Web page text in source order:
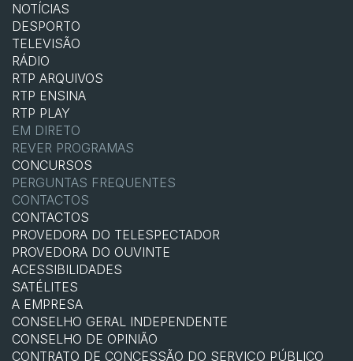
NOTÍCIAS
DESPORTO
TELEVISÃO
RÁDIO
RTP ARQUIVOS
RTP ENSINA
RTP PLAY
EM DIRETO
REVER PROGRAMAS
CONCURSOS
PERGUNTAS FREQUENTES
CONTACTOS
CONTACTOS
PROVEDORA DO TELESPECTADOR
PROVEDORA DO OUVINTE
ACESSIBILIDADES
SATÉLITES
A EMPRESA
CONSELHO GERAL INDEPENDENTE
CONSELHO DE OPINIÃO
CONTRATO DE CONCESSÃO DO SERVIÇO PÚBLICO